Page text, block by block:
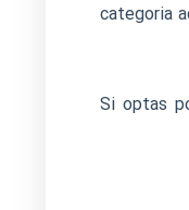
categoria
Si optas